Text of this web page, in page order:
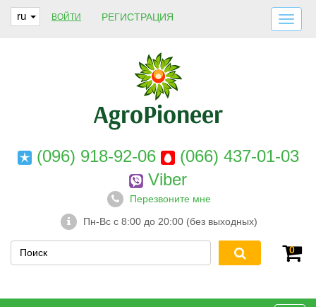
ru ВОЙТИ РЕГИСТРАЦИЯ
ДОСТАВКА И ОПЛАТА
О НАС
ГАРАНТИИ
КОНТАКТЫ
(096) 918-92-06
(066) 437-01-03
Viber
Перезвоните мне
Пн-Вс с 8:00 до 20:00 (без выходных)
0